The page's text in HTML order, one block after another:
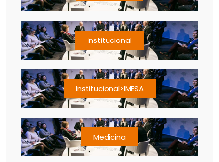
Institucional
Institucional>IMESA
Medicina